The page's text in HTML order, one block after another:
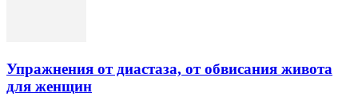
Упражнения от диастаза, от обвисания живота
для женщин